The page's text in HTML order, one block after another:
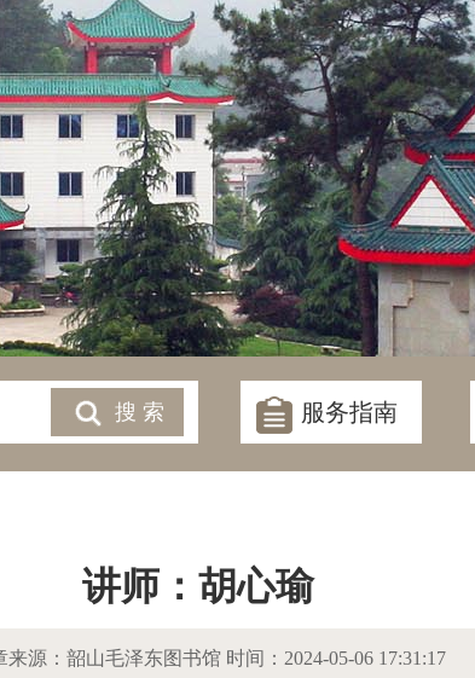
服务指南
讲师：胡心瑜
源：韶山毛泽东图书馆 时间：2024-05-06 17:31:17